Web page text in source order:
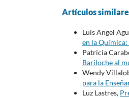
Artículos
Luis Angel
en la
Patricia
Bariloche al
Wendy
para la
Luz Lastres,